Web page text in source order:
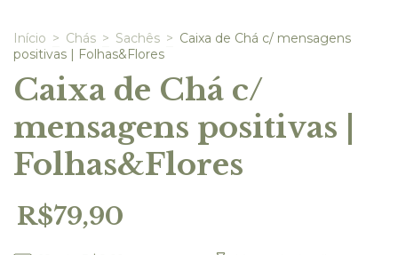
Início > Chás > Sachês > Caixa de Chá c/ mensagens
positivas | Folhas&Flores
Caixa de Chá c/
mensagens positivas |
Folhas&Flores
R$79,90